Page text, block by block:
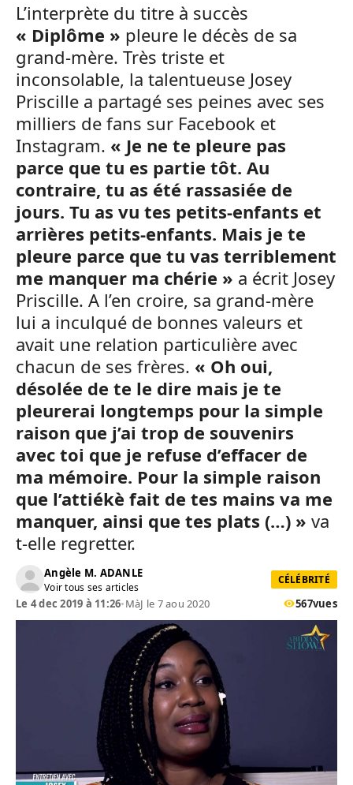
L’interprète du titre à succès
« Diplôme » pleure le décès de sa
grand-mère. Très triste et
inconsolable, la talentueuse Josey
Priscille a partagé ses peines avec ses
milliers de fans sur Facebook et
Instagram. « Je ne te pleure pas
parce que tu es partie tôt. Au
contraire, tu as été rassasiée de
jours. Tu as vu tes petits-enfants et
arrières petits-enfants. ️Mais je te
pleure parce que tu vas terriblement
me manquer ma chérie » a écrit Josey
Priscille. A l’en croire, sa grand-mère
lui a inculqué de bonnes valeurs et
avait une relation particulière avec
chacun de ses frères. « Oh oui,
désolée de te le dire mais je te
pleurerai longtemps pour la simple
raison que j’ai trop de souvenirs
avec toi que je refuse d’effacer de
ma mémoire. Pour la simple raison
que l’attiékè fait de tes mains va me
manquer, ainsi que tes plats (…) » va
t-elle regretter.
Angèle M. ADANLE
Voir tous ses articles
CÉLÉBRITÉ
Le 4 dec 2019 à 11:26•MàJ le 7 aou 2020 567vues